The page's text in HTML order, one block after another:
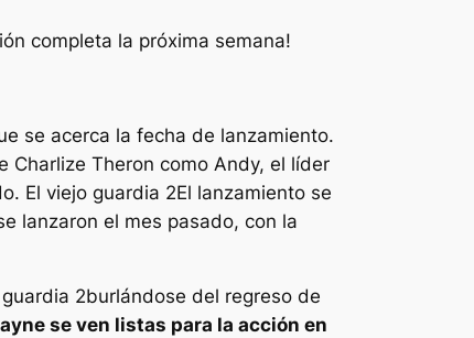
completa la próxima semana!
se acerca la fecha de lanzamiento.
Charlize Theron como Andy, el líder
El viejo guardia 2El lanzamiento se
lanzaron el mes pasado, con la
2burlándose del regreso de
se ven listas para la acción en